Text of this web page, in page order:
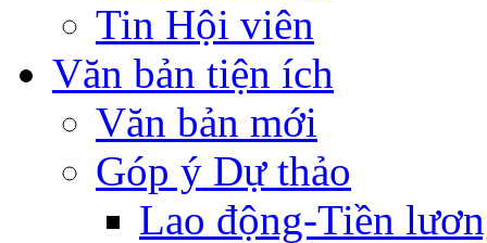
Tin Hội viên
Văn bản tiện ích
Văn bản mới
Góp ý Dự thảo
Lao động-Tiền